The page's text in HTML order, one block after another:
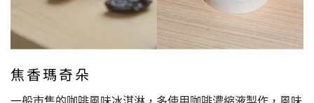
焦香瑪奇朵